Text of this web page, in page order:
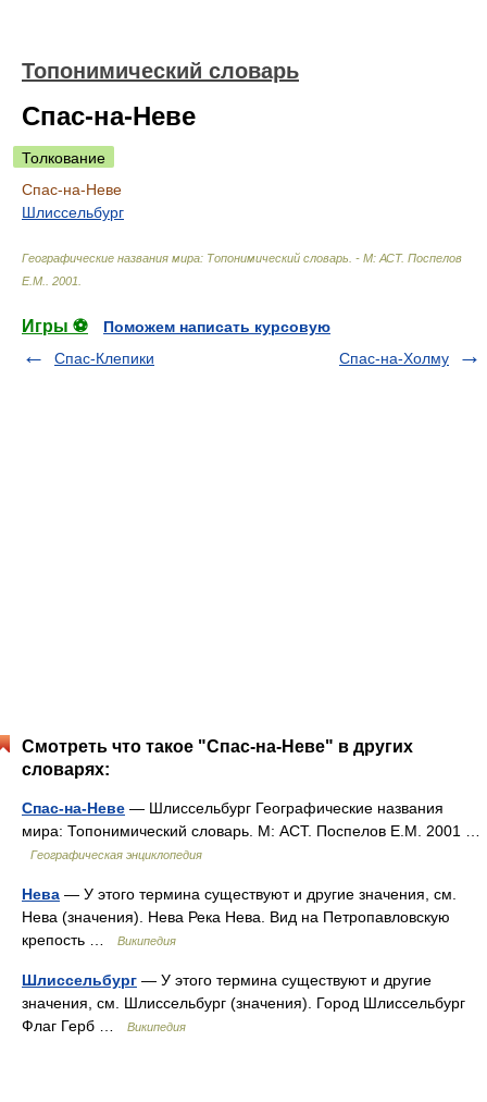
Топонимический словарь
Спас-на-Неве
Толкование
Спас-на-Неве
Шлиссельбург
Географические названия мира: Топонимический словарь. - М: АСТ. Поспелов
Е.М.
2001
Игры ⚽
Поможем написать курсовую
Спас-Клепики
Спас-на-Холму
Смотреть что такое "Спас-на-Неве" в других
словарях:
Спас-на-Неве — Шлиссельбург Географические названия
мира: Топонимический словарь. М: АСТ. Поспелов Е.М. 2001 …
Географическая энциклопедия
Нева — У этого термина существуют и другие значения, см.
Нева (значения). Нева Река Нева. Вид на Петропавловскую
крепость …
Википедия
Шлиссельбург — У этого термина существуют и другие
значения, см. Шлиссельбург (значения). Город Шлиссельбург
Флаг Герб …
Википедия